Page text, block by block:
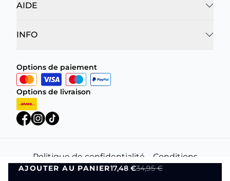
AJOUTER AU PANIER17,48 €34,95 €
AJOUTER AU PANIER
AIDE
INFO
Options de paiement
Options de livraison
Politique de confidentialité
Conditions
générales